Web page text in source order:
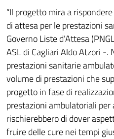
“Il progetto mira a
di attesa per le prestazioni
Governo Liste d’Attesa
ASL di Cagliari Aldo Atzori -.
prestazioni sanitarie
volume di prestazioni che
progetto in fase di
prestazioni ambulatoriali
rischierebbero di dover
fruire delle cure nei tempi